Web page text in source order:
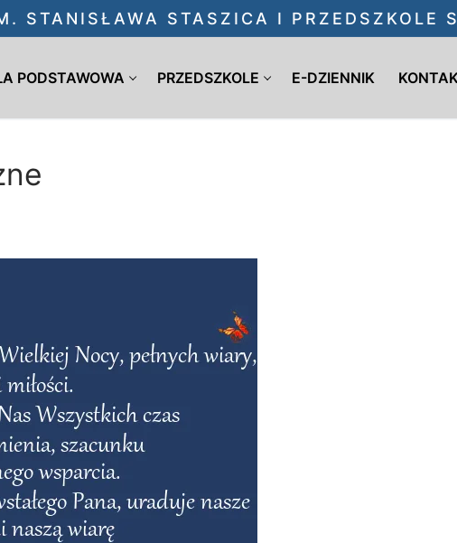
STANISŁAWA STASZICA I PRZEDSZKOLE
PODSTAWOWA PRZEDSZKOLE E-DZIENNIK